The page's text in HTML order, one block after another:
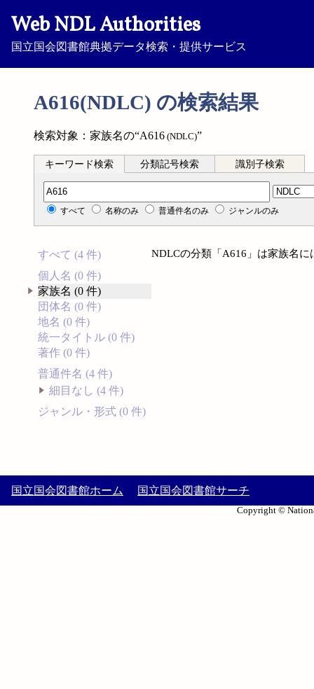
Web NDL Authorities
国立国会図書館典拠データ検索・提供サービス
A616(NDLC) の検索結果
検索対象：家族名の“A616 (NDLC)”
キーワード検索 分類記号検索 識別子検索
分類記号検索
すべて 名称のみ 普通件名のみ ジャンルのみ
すべて (4 件)
個人名 (0 件)
家族名 (0 件)
団体名 (0 件)
地名 (0 件)
統一タイトル (0 件)
著作 (0 件)
普通件名 (4 件)
細目なし (4 件)
ジャンル・形式 (0 件)
NDLCの分類「A616」は家族名
国立国会図書館ホーム 国立国会図書館サーチ
Copyright ©